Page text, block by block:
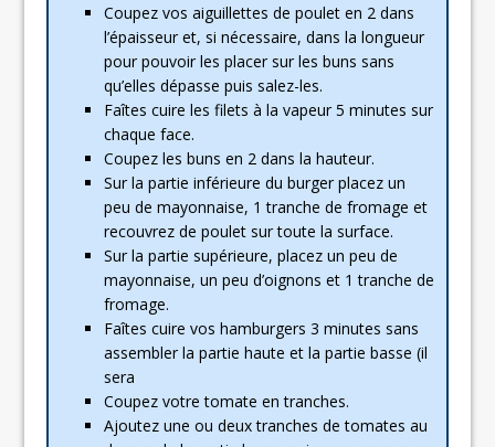
Coupez vos aiguillettes de poulet en 2 dans
l’épaisseur et, si nécessaire, dans la longueur
pour pouvoir les placer sur les buns sans
qu’elles dépasse puis salez-les.
Faîtes cuire les filets à la vapeur 5 minutes sur
chaque face.
Coupez les buns en 2 dans la hauteur.
Sur la partie inférieure du burger placez un
peu de mayonnaise, 1 tranche de fromage et
recouvrez de poulet sur toute la surface.
Sur la partie supérieure, placez un peu de
mayonnaise, un peu d’oignons et 1 tranche de
fromage.
Faîtes cuire vos hamburgers 3 minutes sans
assembler la partie haute et la partie basse (il
sera
Coupez votre tomate en tranches.
Ajoutez une ou deux tranches de tomates au